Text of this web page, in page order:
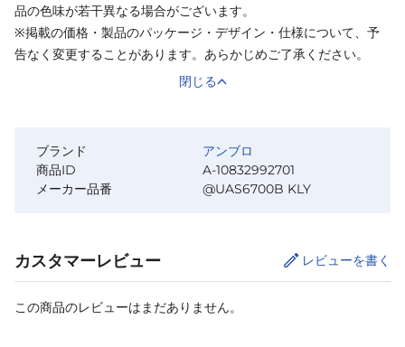
品の色味が若干異なる場合がございます。
※掲載の価格・製品のパッケージ・デザイン・仕様について、予
告なく変更することがあります。あらかじめご了承ください。
閉じる
ブランド
アンブロ
商品ID
A-10832992701
メーカー品番
@UAS6700B KLY
カスタマーレビュー レビューを書く
この商品のレビューはまだありません。